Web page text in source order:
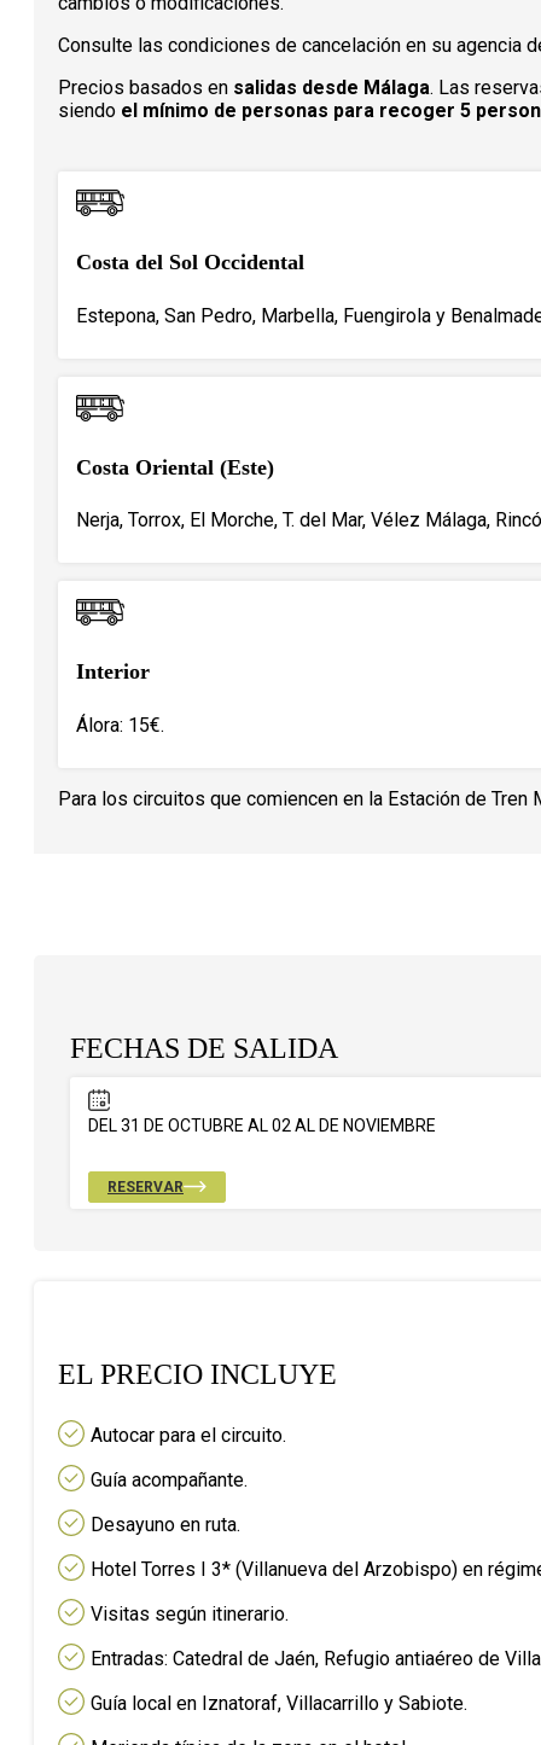
Consulte las condiciones de cancelación en su agencia
Precios basados en salidas desde Málaga. Las
siendo el mínimo de personas para recoger 5
Costa del Sol Occidental
Estepona, San Pedro, Marbella, Fuengirola y
Costa Oriental (Este)
Nerja, Torrox, El Morche, T. del Mar, Vélez Málaga,
Interior
Álora: 15€.
Para los circuitos que comiencen en la Estación de
FECHAS DE SALIDA
DEL 31 DE OCTUBRE AL 02 AL DE NOVIEMBRE
RESERVAR
EL PRECIO INCLUYE
Autocar para el circuito.
Guía acompañante.
Desayuno en ruta.
Hotel Torres I 3* (Villanueva del Arzobispo) en
Visitas según itinerario.
Entradas: Catedral de Jaén, Refugio antiaéreo de
Guía local en Iznatoraf, Villacarrillo y Sabiote.